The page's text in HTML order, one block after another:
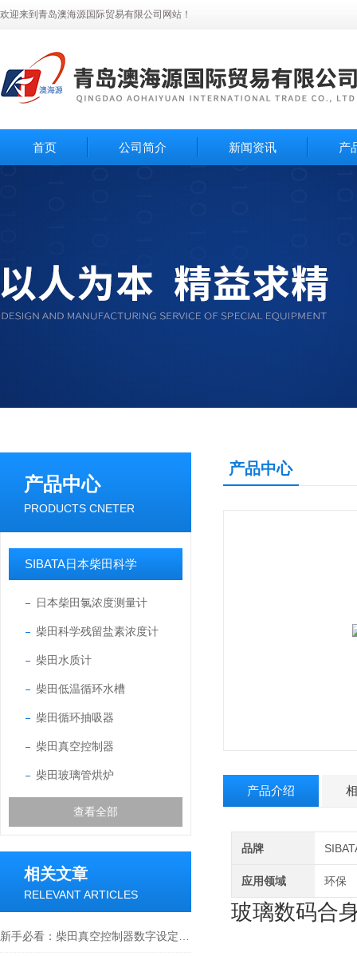
欢迎来到青岛澳海源国际贸易有限公司网站！
首页 公司简介 新闻资讯 产
产品中心
PRODUCTS CNETER
SIBATA日本柴田科学
日本柴田氯浓度测量计
柴田科学残留盐素浓度计
柴田水质计
柴田低温循环水槽
柴田循环抽吸器
柴田真空控制器
柴田玻璃管烘炉
查看全部
相关文章
RELEVANT ARTICLES
产品中心
产品介绍
品牌
应用领域 环保
玻璃数码合